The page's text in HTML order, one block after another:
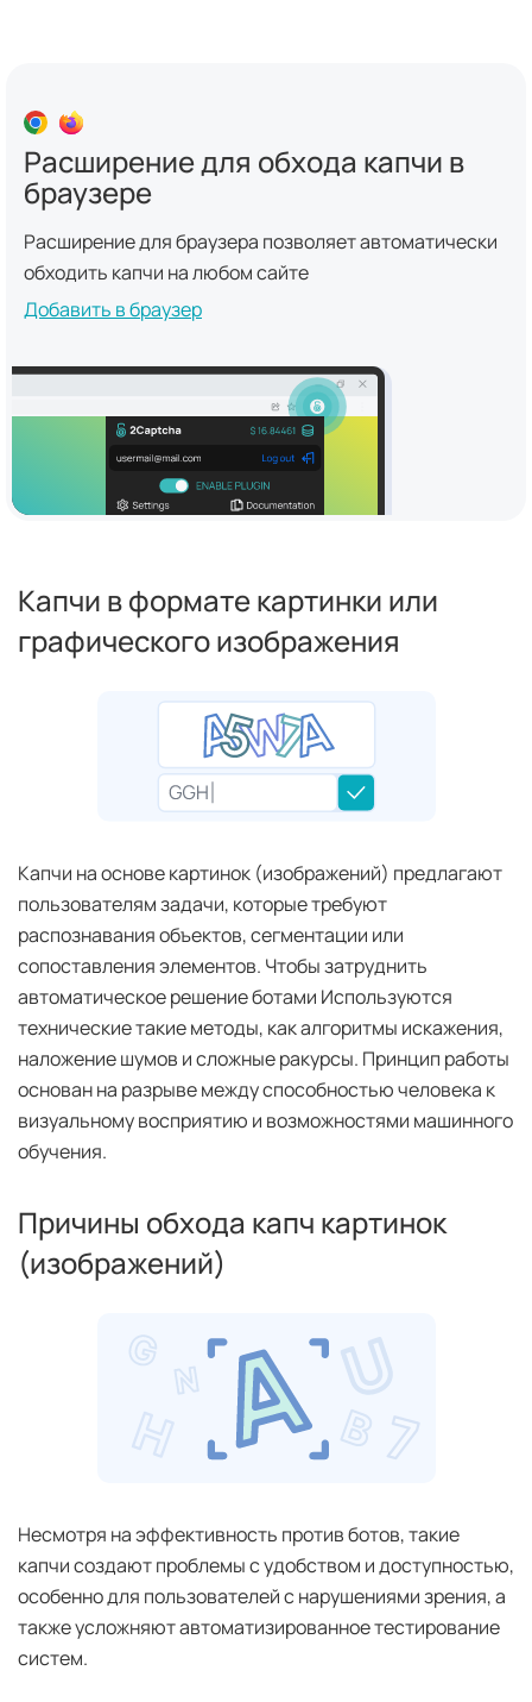
Расширение для обхода капчи в
браузере
Расширение для браузера позволяет автоматически
обходить капчи на любом сайте
Добавить в браузер
Капчи в формате картинки или
графического изображения
Капчи на основе картинок (изображений) предлагают
пользователям задачи, которые требуют
распознавания объектов, сегментации или
сопоставления элементов. Чтобы затруднить
автоматическое решение ботами Используются
технические такие методы, как алгоритмы искажения,
наложение шумов и сложные ракурсы. Принцип работы
основан на разрыве между способностью человека к
визуальному восприятию и возможностями машинного
обучения.
Причины обхода капч картинок
(изображений)
Несмотря на эффективность против ботов, такие
капчи создают проблемы с удобством и доступностью,
особенно для пользователей с нарушениями зрения, а
также усложняют автоматизированное тестирование
систем.